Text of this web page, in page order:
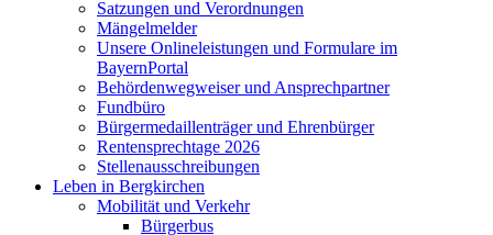
Satzungen und Verordnungen
Mängelmelder
Unsere Onlineleistungen und Formulare im
BayernPortal
Behördenwegweiser und Ansprechpartner
Fundbüro
Bürgermedaillenträger und Ehrenbürger
Rentensprechtage 2026
Stellenausschreibungen
Leben in Bergkirchen
Mobilität und Verkehr
Bürgerbus